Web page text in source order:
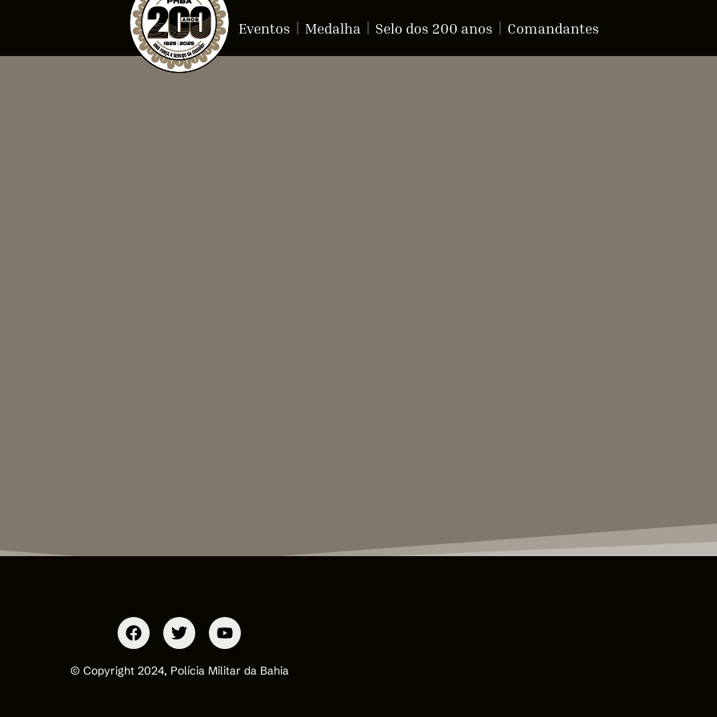
Eventos Medalha Selo dos 200 anos Comandantes
© Copyright 2024, Polícia Militar da Bahia